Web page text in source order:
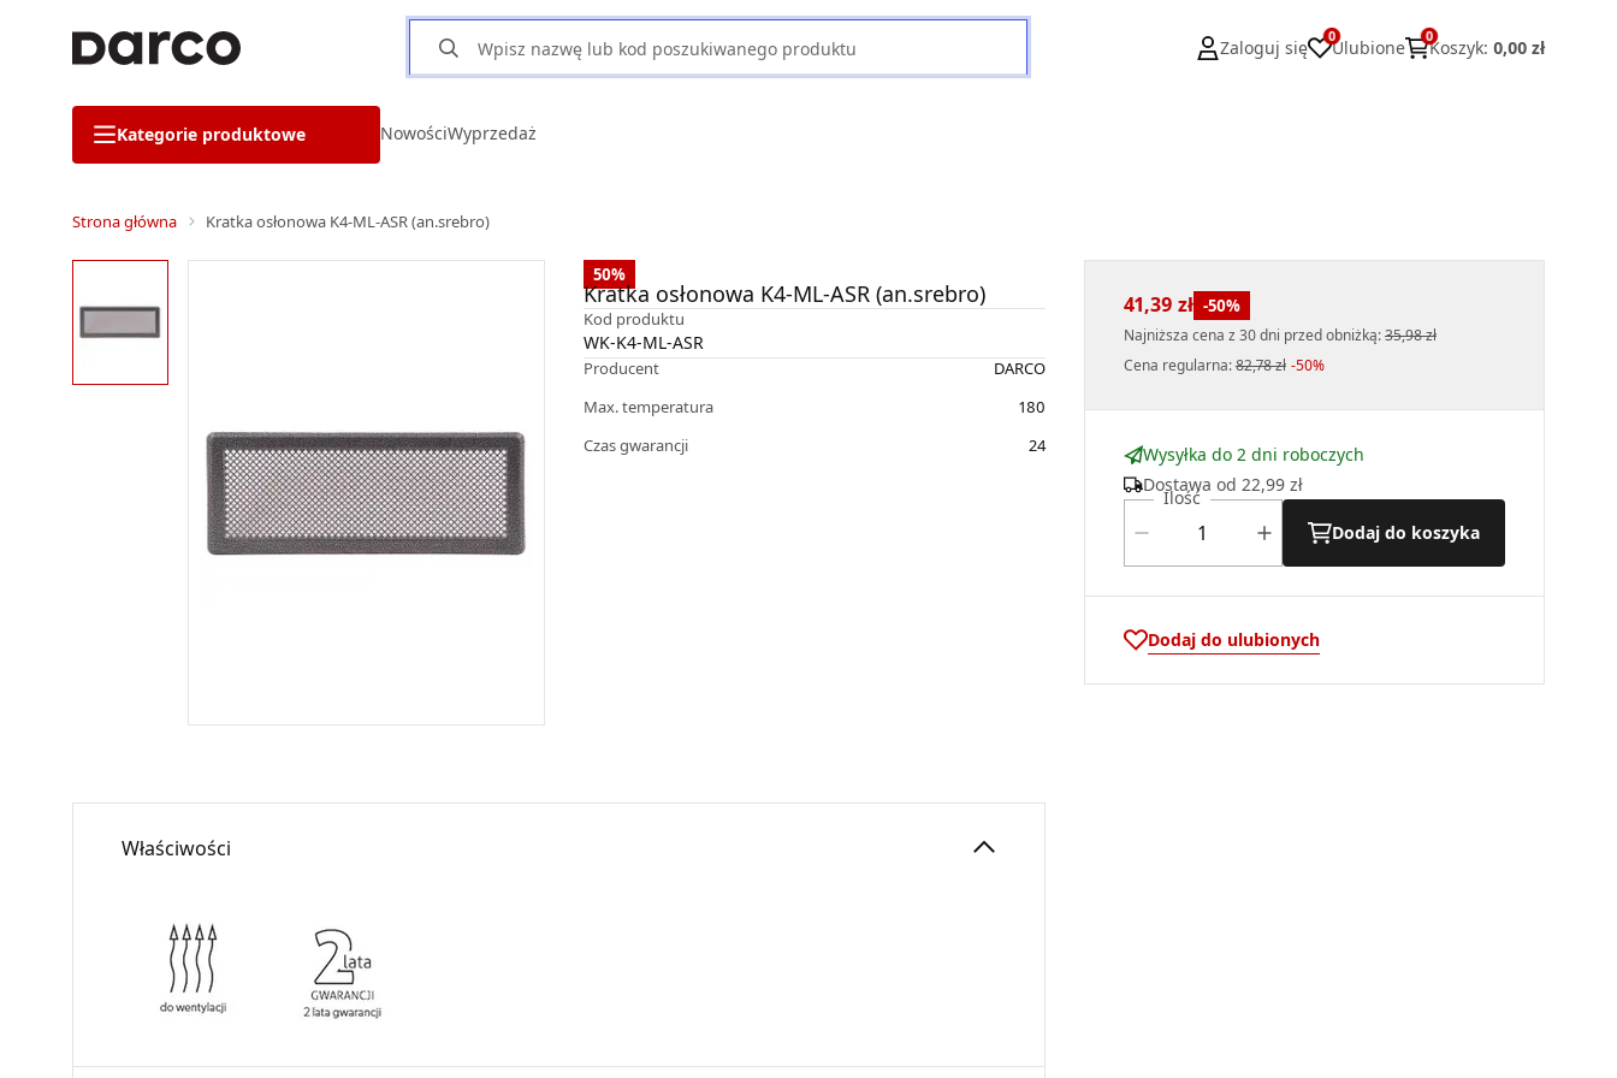
Zaloguj się
0
Ulubione
0
Koszyk: 0,00 zł
Kategorie produktowe NowościWyprzedaż
Strona główna Kratka osłonowa K4-ML-ASR (an.srebro)
50%
Kratka osłonowa K4-ML-ASR (an.srebro)
Kod produktu
WK-K4-ML-ASR
Producent
DARCO
Max. temperatura
180
Czas gwarancji
24
41,39 zł -50%
Najniższa cena z 30 dni przed obniżką:35,98 zł
Cena regularna:82,78 zł -50%
Wysyłka do 2 dni roboczych
Dostawa od 22,99 zł
Ilość
Dodaj do koszyka
Dodaj do ulubionych
Właściwości